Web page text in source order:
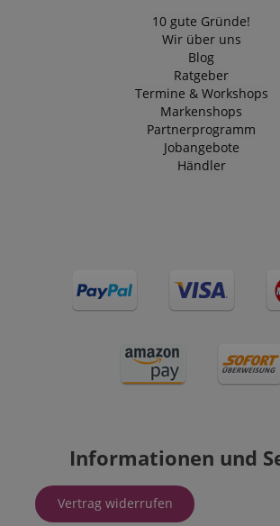
10 gute Gründe!
Wir über uns
Blog
Ratgeber
Termine & Workshops
Markenshops
Partnerprogramm
Jobangebote
Händler
Informationen und
Vertrag widerrufen